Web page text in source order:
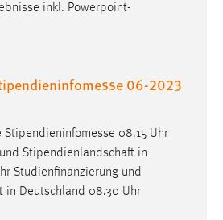
inkl. Powerpoint-
06-2023
Stipendieninfomesse 08.15 Uhr
Stipendienlandschaft in
Studienfinanzierung und
in Deutschland 08.30 Uhr